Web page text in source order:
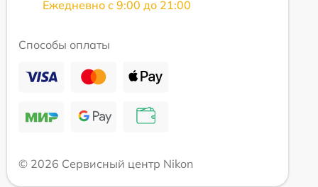
Ежедневно с 9:00 до 21:00
Способы оплаты
© 2026 Сервисный центр Nikon